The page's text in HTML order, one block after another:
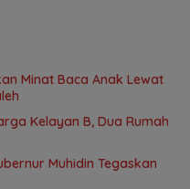
Minat Baca Anak Lewat
Kelayan B, Dua Rumah
Muhidin Tegaskan